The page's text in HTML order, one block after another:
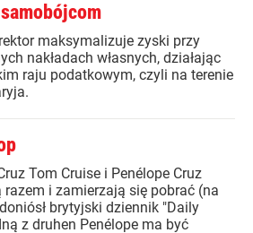
maksymalizuje zyski przy
nakładach własnych, działając
raju podatkowym, czyli na terenie
Tom Cruise i Penélope Cruz
razem i zamierzają się pobrać (na
brytyjski dziennik "Daily
z druhen Penélope ma być